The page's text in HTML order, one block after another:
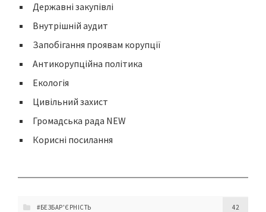
Державні закупівлі
Внутрішній аудит
Запобігання проявам корупції
Антикорупційна політика
Екологія
Цивільний захист
Громадська рада NEW
Корисні посилання
#БЕЗБАР'ЄРНІСТЬ 42